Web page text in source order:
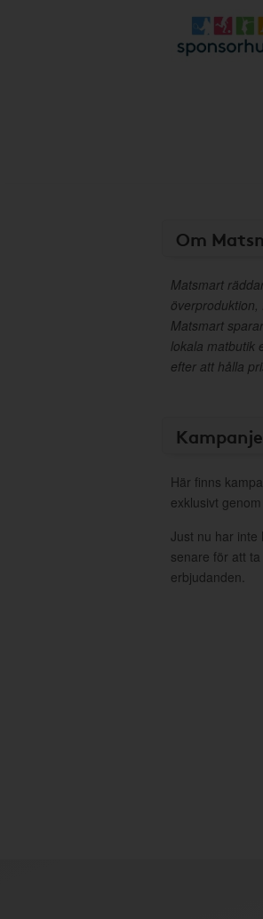
Om
Matsmart
Matsmart
lokala matbutik
efter att hålla
Här finns
exklusivt
Just nu har inte
senare för att
erbjudanden.